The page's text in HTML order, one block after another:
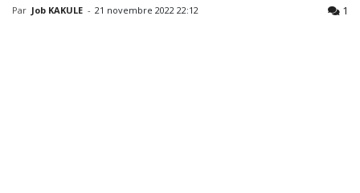
Par Job KAKULE - 21 novembre 2022 22:12 1